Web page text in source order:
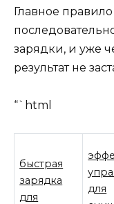
Главное
зарядки, и уже
результат не
“`html
быстрая
зарядка
для
для